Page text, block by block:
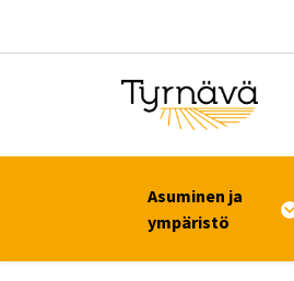
Asuminen ja
ympäristö